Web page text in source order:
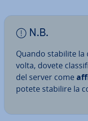
N.B.
Quando stabilite la
volta, dovete
del server come
potete stabilire la